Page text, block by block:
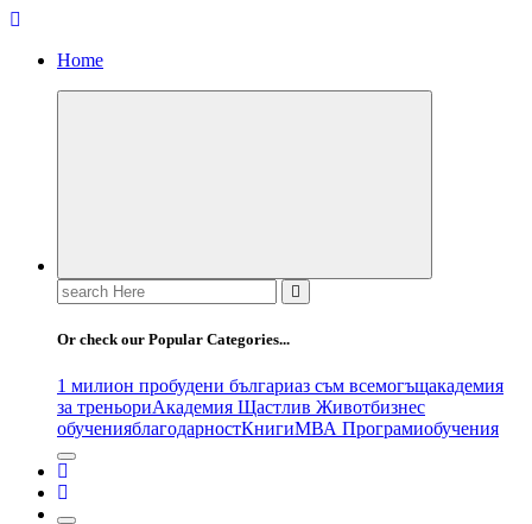
Home
Search
for:
Or check our Popular Categories...
1 милион пробудени българиаз съм всемогъщакадемия
за треньориАкадемия Щастлив Животбизнес
обученияблагодарностКнигиМВА Програмиобучения